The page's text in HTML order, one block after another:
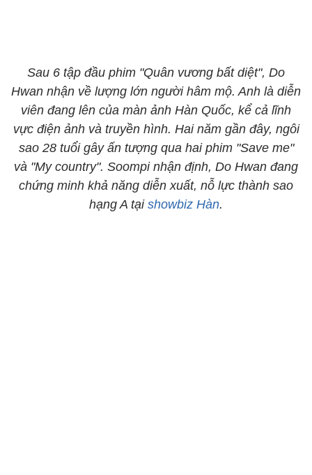
Sau 6 tập đầu phim "Quân vương bất diệt", Do
Hwan nhận về lượng lớn người hâm mộ. Anh là diễn
viên đang lên của màn ảnh Hàn Quốc, kể cả lĩnh
vực điện ảnh và truyền hình. Hai năm gần đây, ngôi
sao 28 tuổi gây ấn tượng qua hai phim "Save me"
và "My country". Soompi nhận định, Do Hwan đang
chứng minh khả năng diễn xuất, nỗ lực thành sao
hạng A tại showbiz Hàn.